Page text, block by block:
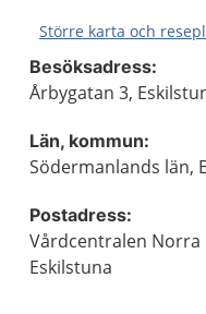
Större karta och
Besöksadress:
Årbygatan 3,
Län, kommun:
Södermanlands län,
Postadress:
Vårdcentralen Norra
Eskilstuna